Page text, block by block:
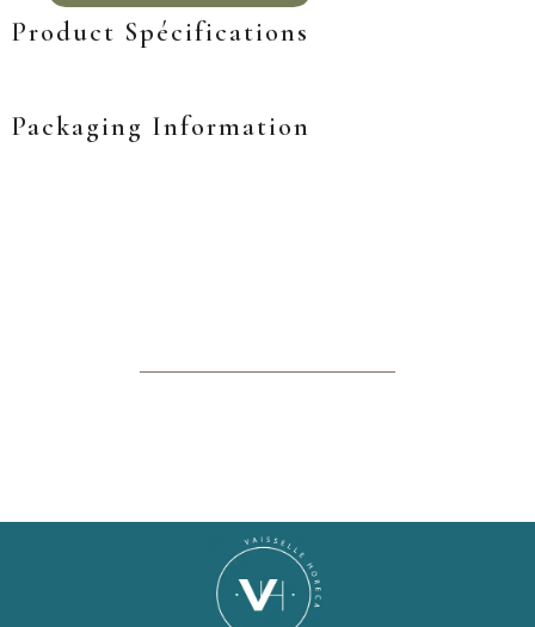
Product Spécifications
Packaging Information